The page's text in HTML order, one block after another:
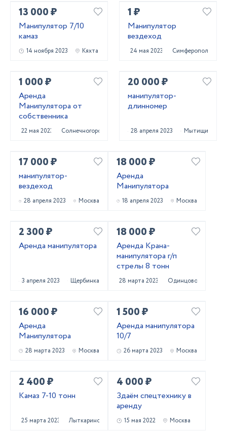
13 000 ₽
Манипулятор 7/10
камаз
14 ноября 2023 Кяхта
1 ₽
Манипулятор
вездеход
24 мая 2023 Симферополь
1 000 ₽
Аренда
Манипулятора от
собственника
22 мая 2023 Солнечногорск
20 000 ₽
манипулятор-
длинномер
28 апреля 2023 Мытищи
17 000 ₽
манипулятор-
вездеход
28 апреля 2023 Москва
18 000 ₽
Аренда
Манипулятора
18 апреля 2023 Москва
2 300 ₽
Аренда манипулятора
3 апреля 2023 Щербинка
18 000 ₽
Аренда Крана-
манипулятора г/п
стрелы 8 тонн
28 марта 2023 Одинцово
16 000 ₽
Аренда
Манипулятора
28 марта 2023 Москва
1 500 ₽
Аренда манипулятора
10/7
26 марта 2023 Москва
2 400 ₽
Камаз 7-10 тонн
25 марта 2023 Лыткарино
4 000 ₽
Здаём спецтехнику в
аренду
15 мая 2022 Москва